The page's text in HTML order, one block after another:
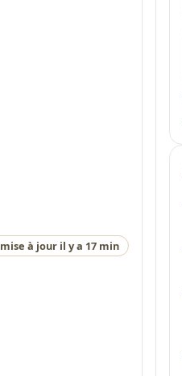
mise à jour il y a 17 min